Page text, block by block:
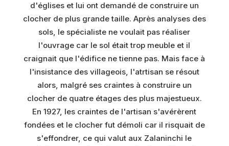
d'églises et lui ont demandé de construire un
clocher de plus grande taille. Après analyses des
sols, le spécialiste ne voulait pas réaliser
l'ouvrage car le sol était trop meuble et il
craignait que l'édifice ne tienne pas. Mais face à
l'insistance des villageois, l'atrtisan se résout
alors, malgré ses craintes à construire un
clocher de quatre étages des plus majestueux.
En 1927, les craintes de l'artisan s'avérèrent
fondées et le clocher fut démoli car il risquait de
s'effondrer, ce qui valut aux Zalaninchi le